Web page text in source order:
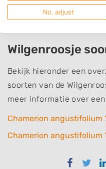
fijngemaakte
plant.
Wilgenroosje
Bekijk hieronder een
soorten van de
meer informatie over
Chamerion angustifolium
Chamerion angustifolium
Delen
No, adjust